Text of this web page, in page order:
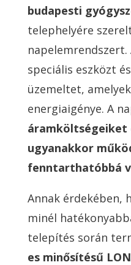
budapesti
telephelyére
napelemrendszert.
speciális eszközt
üzemeltet,
energiaigénye. A
áramköltségeiket
ugyanakkor
fenntarthatóbbá
Annak érdekében,
minél
telepítés során
es minősítésű